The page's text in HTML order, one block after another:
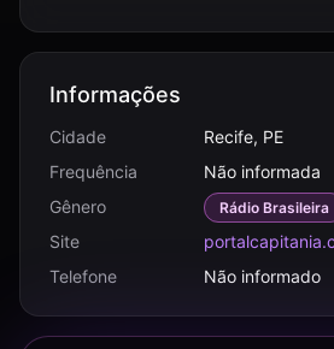
Informações
Cidade
Recife, PE
Frequência
Não informada
Gênero
Rádio Brasileira
Site
Telefone
Não informado